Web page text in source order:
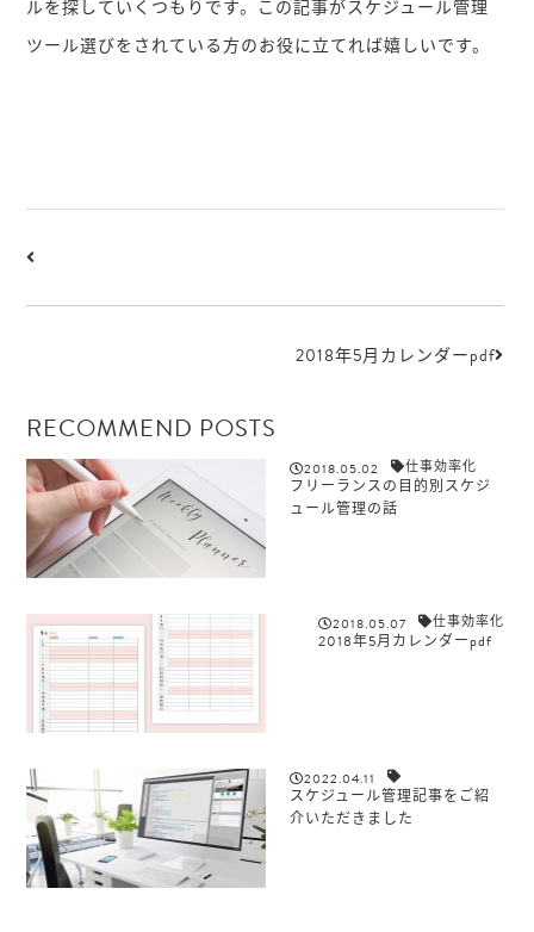
ルを探していくつもりです。この記事がスケジュール管理
ツール選びをされている方のお役に立てれば嬉しいです。
2018年5月カレンダーpdf
RECOMMEND POSTS
2018.05.02 仕事効率化
フリーランスの目的別スケジ
ュール管理の話
2018.05.07 仕事効率化
2018年5月カレンダーpdf
2022.04.11
スケジュール管理記事をご紹
介いただきました